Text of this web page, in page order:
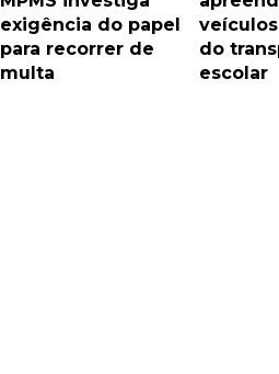
exigência do papel
para recorrer de
multa
do
escolar